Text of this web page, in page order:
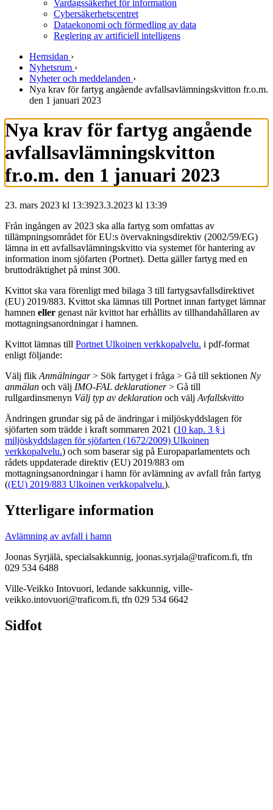
Vardagssäkerhet för information
Cybersäkerhetscentret
Dataekonomi och förmedling av data
Reglering av artificiell intelligens
Hemsidan ›
Nyhetsrum ›
Nyheter och meddelanden ›
Nya krav för fartyg angående avfallsavlämningskvitton fr.o.m.
den 1 januari 2023
Nya krav för fartyg angående
avfallsavlämningskvitton
fr.o.m. den 1 januari 2023
23. mars 2023 kl 13:3923.3.2023 kl 13:39
Från ingången av 2023 ska alla fartyg som omfattas av
tillämpningsområdet för EU:s övervakningsdirektiv (2002/59/EG)
lämna in ett avfallsavlämningskvitto via systemet för hantering av
information inom sjöfarten (Portnet). Detta gäller fartyg med en
bruttodräktighet på minst 300.
Kvittot ska vara förenligt med bilaga 3 till fartygsavfallsdirektivet
(EU) 2019/883. Kvittot ska lämnas till Portnet innan fartyget lämnar
hamnen eller genast när kvittot har erhållits av tillhandahållaren av
mottagningsanordningar i hamnen.
Kvittot lämnas till Portnet Ulkoinen verkkopalvelu. i pdf-format
enligt följande:
Välj flik Anmälningar> Sök fartyget i fråga > Gå till sektionen Ny
anmälan och välj IMO-FAL deklarationer> Gå till
rullgardinsmenyn Välj typ av deklaration och välj Avfallskvitto
Ändringen grundar sig på de ändringar i miljöskyddslagen för
sjöfarten som trädde i kraft sommaren 2021 (10 kap. 3 § i
miljöskyddslagen för sjöfarten (1672/2009) Ulkoinen
verkkopalvelu.) och som baserar sig på Europaparlamentets och
rådets uppdaterade direktiv (EU) 2019/883 om
mottagningsanordningar i hamn för avlämning av avfall från fartyg
((EU) 2019/883 Ulkoinen verkkopalvelu.).
Ytterligare information
Avlämning av avfall i hamn
Joonas Syrjälä, specialsakkunnig, joonas.syrjala@traficom.fi, tfn
029 534 6488
Ville-Veikko Intovuori, ledande sakkunnig, ville-
veikko.intovuori@traficom.fi, tfn 029 534 6642
Sidfot